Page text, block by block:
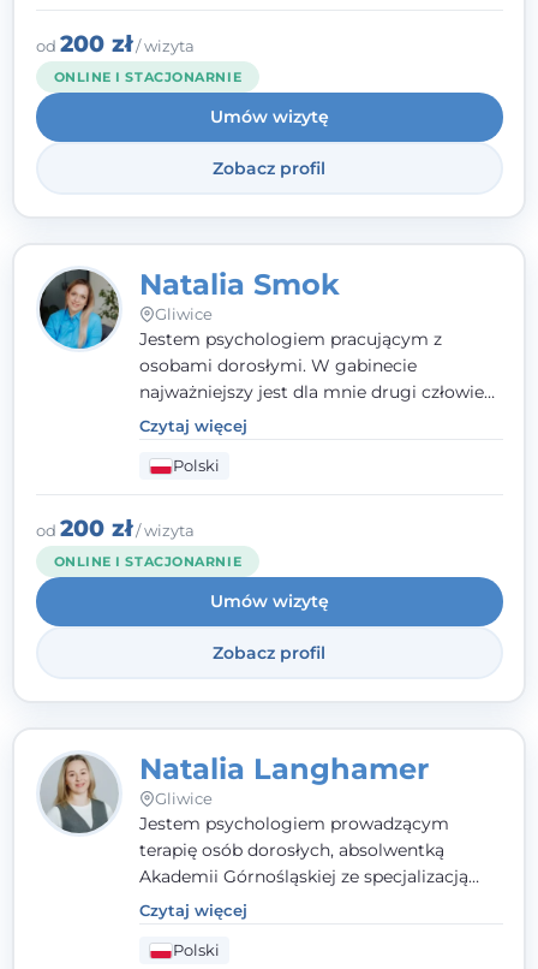
oraz przestrzeń, w której każdy poczuje się
wysłuchany i potraktowany z szacunkiem.
od 200 zł/ wizyta
ONLINE I STACJONARNIE
Umów wizytę
Zobacz profil
Natalia Smok
Gliwice
Jestem psychologiem pracującym z
osobami dorosłymi. W gabinecie
najważniejszy jest dla mnie drugi człowiek
- wierzę, że empatia, autentyczność i pełne
zaangażowanie tworzą bezpieczną
przestrzeń, będącą podstawą pracy nad
zmianą. W praktyce korzystam m.in. z
narzędzi Racjonalnej Terapii Zachowania.
Czytaj więcej
Polski
od 200 zł/ wizyta
ONLINE I STACJONARNIE
Umów wizytę
Zobacz profil
Natalia Langhamer
Gliwice
Jestem psychologiem prowadzącym
terapię osób dorosłych, absolwentką
Akademii Górnośląskiej ze specjalizacją
kliniczną. Oferuję konsultacje
psychologiczne i pierwszą pomoc
psychologiczną w kryzysie, przewlekłym
Czytaj więcej
Polski